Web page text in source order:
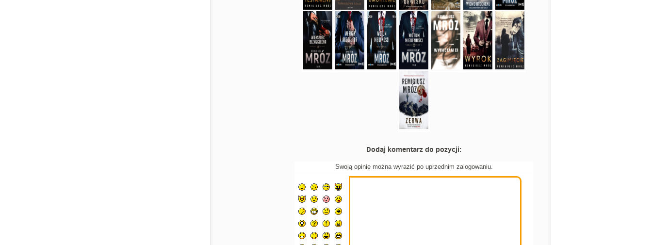
Dodaj komentarz do pozycji:
Swoją opinię można wyrazić po uprzednim zalogowaniu.